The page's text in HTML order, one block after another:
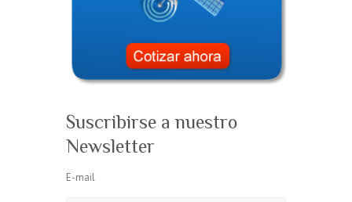
Suscribirse a nuestro
Newsletter
E-mail